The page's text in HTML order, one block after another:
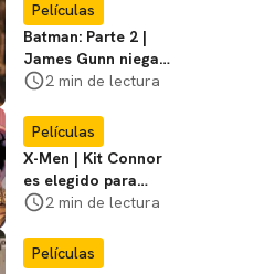
Películas
Batman: Parte 2 |
James Gunn niega
que se filme la parte
2 min de lectura
Películas
X-Men | Kit Connor
es elegido para
interpretar a
película
2 min de lectura
Películas